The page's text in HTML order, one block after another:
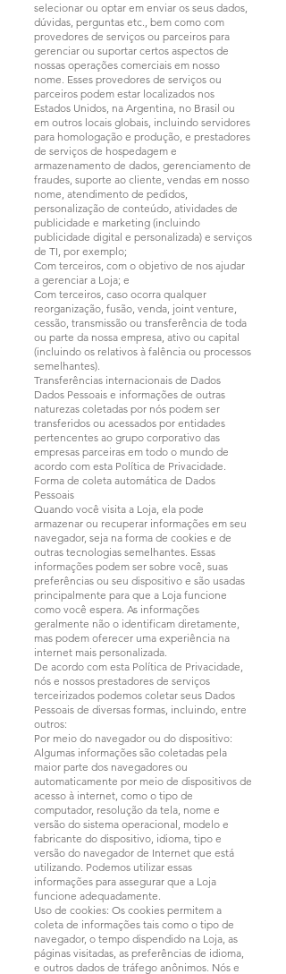
selecionar ou optar em enviar os seus dados,
dúvidas, perguntas etc., bem como com
provedores de serviços ou parceiros para
gerenciar ou suportar certos aspectos de
nossas operações comerciais em nosso
nome. Esses provedores de serviços ou
parceiros podem estar localizados nos
Estados Unidos, na Argentina, no Brasil ou
em outros locais globais, incluindo servidores
para homologação e produção, e prestadores
de serviços de hospedagem e
armazenamento de dados, gerenciamento de
fraudes, suporte ao cliente, vendas em nosso
nome, atendimento de pedidos,
personalização de conteúdo, atividades de
publicidade e marketing (incluindo
publicidade digital e personalizada) e serviços
de TI, por exemplo;
Com terceiros, com o objetivo de nos ajudar
a gerenciar a Loja; e
Com terceiros, caso ocorra qualquer
reorganização, fusão, venda, joint venture,
cessão, transmissão ou transferência de toda
ou parte da nossa empresa, ativo ou capital
(incluindo os relativos à falência ou processos
semelhantes).
Transferências internacionais de Dados
Dados Pessoais e informações de outras
naturezas coletadas por nós podem ser
transferidos ou acessados por entidades
pertencentes ao grupo corporativo das
empresas parceiras em todo o mundo de
acordo com esta Política de Privacidade.
Forma de coleta automática de Dados
Pessoais
Quando você visita a Loja, ela pode
armazenar ou recuperar informações em seu
navegador, seja na forma de cookies e de
outras tecnologias semelhantes. Essas
informações podem ser sobre você, suas
preferências ou seu dispositivo e são usadas
principalmente para que a Loja funcione
como você espera. As informações
geralmente não o identificam diretamente,
mas podem oferecer uma experiência na
internet mais personalizada.
De acordo com esta Política de Privacidade,
nós e nossos prestadores de serviços
terceirizados podemos coletar seus Dados
Pessoais de diversas formas, incluindo, entre
outros:
Por meio do navegador ou do dispositivo:
Algumas informações são coletadas pela
maior parte dos navegadores ou
automaticamente por meio de dispositivos de
acesso à internet, como o tipo de
computador, resolução da tela, nome e
versão do sistema operacional, modelo e
fabricante do dispositivo, idioma, tipo e
versão do navegador de Internet que está
utilizando. Podemos utilizar essas
informações para assegurar que a Loja
funcione adequadamente.
Uso de cookies: Os cookies permitem a
coleta de informações tais como o tipo de
navegador, o tempo dispendido na Loja, as
páginas visitadas, as preferências de idioma,
e outros dados de tráfego anônimos. Nós e